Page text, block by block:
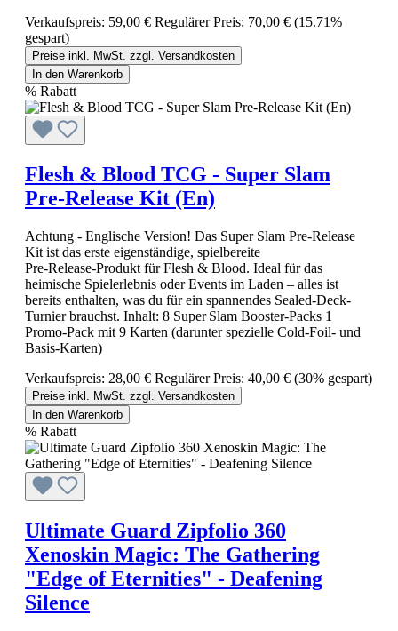
Verkaufspreis: 59,00 € Regulärer Preis: 70,00 € (15.71%
gespart)
Preise inkl. MwSt. zzgl. Versandkosten
In den Warenkorb
% Rabatt
Flesh & Blood TCG - Super Slam
Pre-Release Kit (En)
Achtung - Englische Version! Das Super Slam Pre‑Release
Kit ist das erste eigenständige, spielbereite
Pre‑Release‑Produkt für Flesh & Blood. Ideal für das
heimische Spielerlebnis oder Events im Laden – alles ist
bereits enthalten, was du für ein spannendes Sealed-Deck-
Turnier brauchst. Inhalt: 8 Super Slam Booster-Packs 1
Promo-Pack mit 9 Karten (darunter spezielle Cold-Foil- und
Basis-Karten)
Verkaufspreis: 28,00 € Regulärer Preis: 40,00 € (30% gespart)
Preise inkl. MwSt. zzgl. Versandkosten
In den Warenkorb
% Rabatt
Ultimate Guard Zipfolio 360
Xenoskin Magic: The Gathering
"Edge of Eternities" - Deafening
Silence